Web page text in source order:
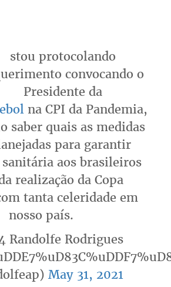
stou protocolando
convocando o
Presidente da
na CPI da Pandemia,
saber quais as medidas
para garantir
sanitária aos brasileiros
realização da Copa
tanta celeridade em
nosso país.
Randolfe Rodrigues
May 31, 2021